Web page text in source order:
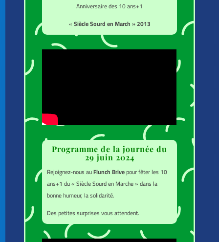
Anniversaire des 10 ans+1
«Siècle Sourd en March » 2013
Programme de la journée du
29 juin 2024
Rejoignez-nous auFlunch Brivepour fêter les 10
ans+1 du « Siècle Sourd en Marche » dans la
bonne humeur, la solidarité.
Des petites surprises vous attendent.